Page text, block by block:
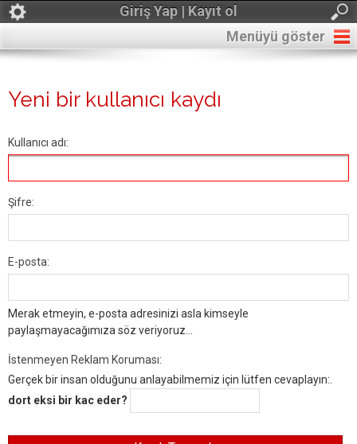
Giriş Yap | Kayıt ol
Menüyü göster
Yeni bir kullanıcı kaydı
Kullanıcı adı:
Şifre:
E-posta:
Merak etmeyin, e-posta adresinizi asla kimseyle
paylaşmayacağımıza söz veriyoruz...
İstenmeyen Reklam Koruması:
Gerçek bir insan olduğunu anlayabilmemiz için lütfen cevaplayın:.
dort eksi bir kac eder?